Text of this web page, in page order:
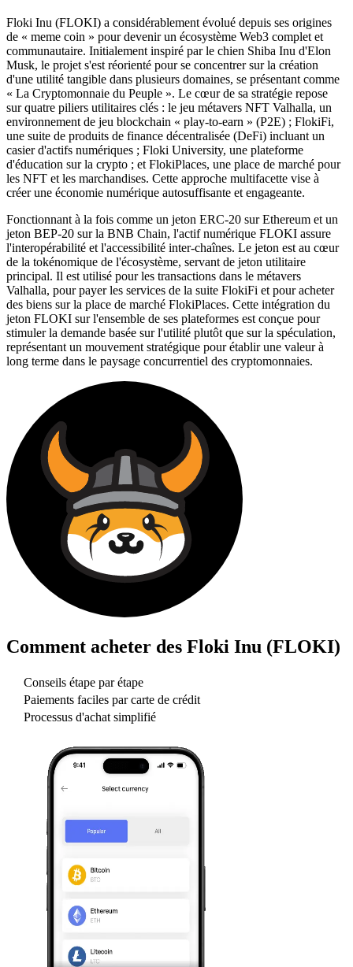
Floki Inu (FLOKI) a considérablement évolué depuis ses origines
de « meme coin » pour devenir un écosystème Web3 complet et
communautaire. Initialement inspiré par le chien Shiba Inu d'Elon
Musk, le projet s'est réorienté pour se concentrer sur la création
d'une utilité tangible dans plusieurs domaines, se présentant comme
« La Cryptomonnaie du Peuple ». Le cœur de sa stratégie repose
sur quatre piliers utilitaires clés : le jeu métavers NFT Valhalla, un
environnement de jeu blockchain « play-to-earn » (P2E) ; FlokiFi,
une suite de produits de finance décentralisée (DeFi) incluant un
casier d'actifs numériques ; Floki University, une plateforme
d'éducation sur la crypto ; et FlokiPlaces, une place de marché pour
les NFT et les marchandises. Cette approche multifacette vise à
créer une économie numérique autosuffisante et engageante.
Fonctionnant à la fois comme un jeton ERC-20 sur Ethereum et un
jeton BEP-20 sur la BNB Chain, l'actif numérique FLOKI assure
l'interopérabilité et l'accessibilité inter-chaînes. Le jeton est au cœur
de la tokénomique de l'écosystème, servant de jeton utilitaire
principal. Il est utilisé pour les transactions dans le métavers
Valhalla, pour payer les services de la suite FlokiFi et pour acheter
des biens sur la place de marché FlokiPlaces. Cette intégration du
jeton FLOKI sur l'ensemble de ses plateformes est conçue pour
stimuler la demande basée sur l'utilité plutôt que sur la spéculation,
représentant un mouvement stratégique pour établir une valeur à
long terme dans le paysage concurrentiel des cryptomonnaies.
Comment acheter des Floki Inu (FLOKI)
Conseils étape par étape
Paiements faciles par carte de crédit
Processus d'achat simplifié